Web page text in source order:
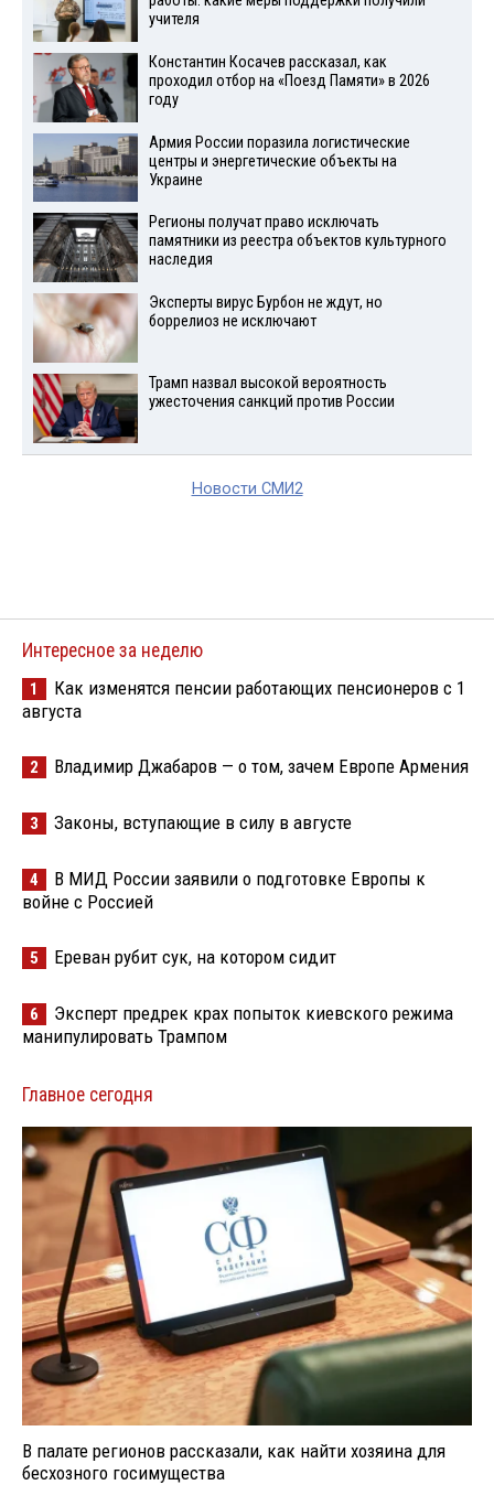
учителя
Константин Косачев рассказал, как
проходил отбор на «Поезд Памяти» в 2026
году
Армия России поразила логистические
центры и энергетические объекты на
Украине
Регионы получат право исключать
памятники из реестра объектов культурного
наследия
Эксперты вирус Бурбон не ждут, но
боррелиоз не исключают
Трамп назвал высокой вероятность
ужесточения санкций против России
Новости СМИ2
Интересное за неделю
1
Как изменятся пенсии работающих пенсионеров с 1
августа
2 Владимир Джабаров — о том, зачем Европе Армения
3 Законы, вступающие в силу в августе
4
В МИД России заявили о подготовке Европы к
войне с Россией
5 Ереван рубит сук, на котором сидит
6
Эксперт предрек крах попыток киевского режима
манипулировать Трампом
Главное сегодня
В палате регионов рассказали, как найти хозяина для
бесхозного госимущества